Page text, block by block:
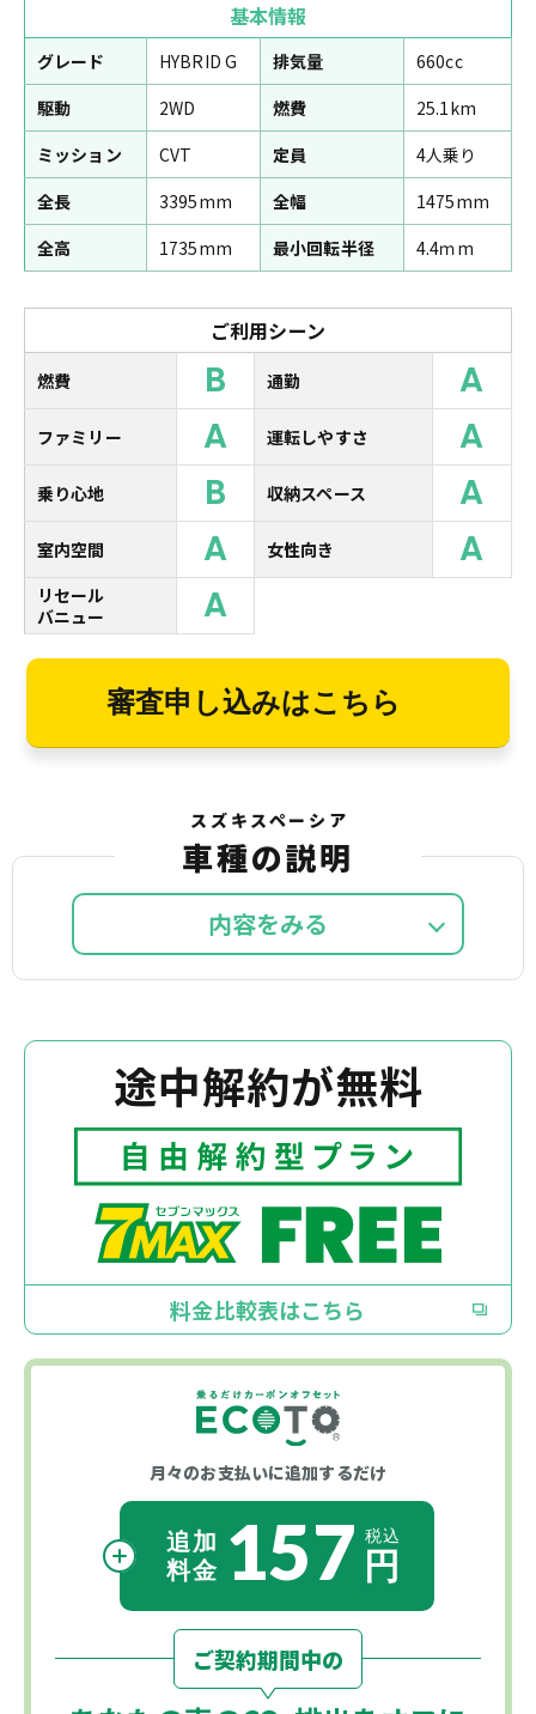
基本情報
グレード HYBRID G 排気量
660cc
駆動
2WD 燃費
25.1km
ミッション
CVT 定員
4人乗り
全長
3395mm 全幅
1475mm
全高
1735mm 最小回転半径 4.4ｍm
ご利用シーン
燃費 B 通勤 A
ファミリー A 運転しやすさ A
乗り心地 B 収納スペース A
室内空間 A 女性向き A
リセール
バニュー
A
審査申し込みはこちら
スズキスペーシア
車種の説明
内容を
途中解約が無料
料金比較表はこちら
月々のお支払いに追加するだけ
157
ご契約期間中の